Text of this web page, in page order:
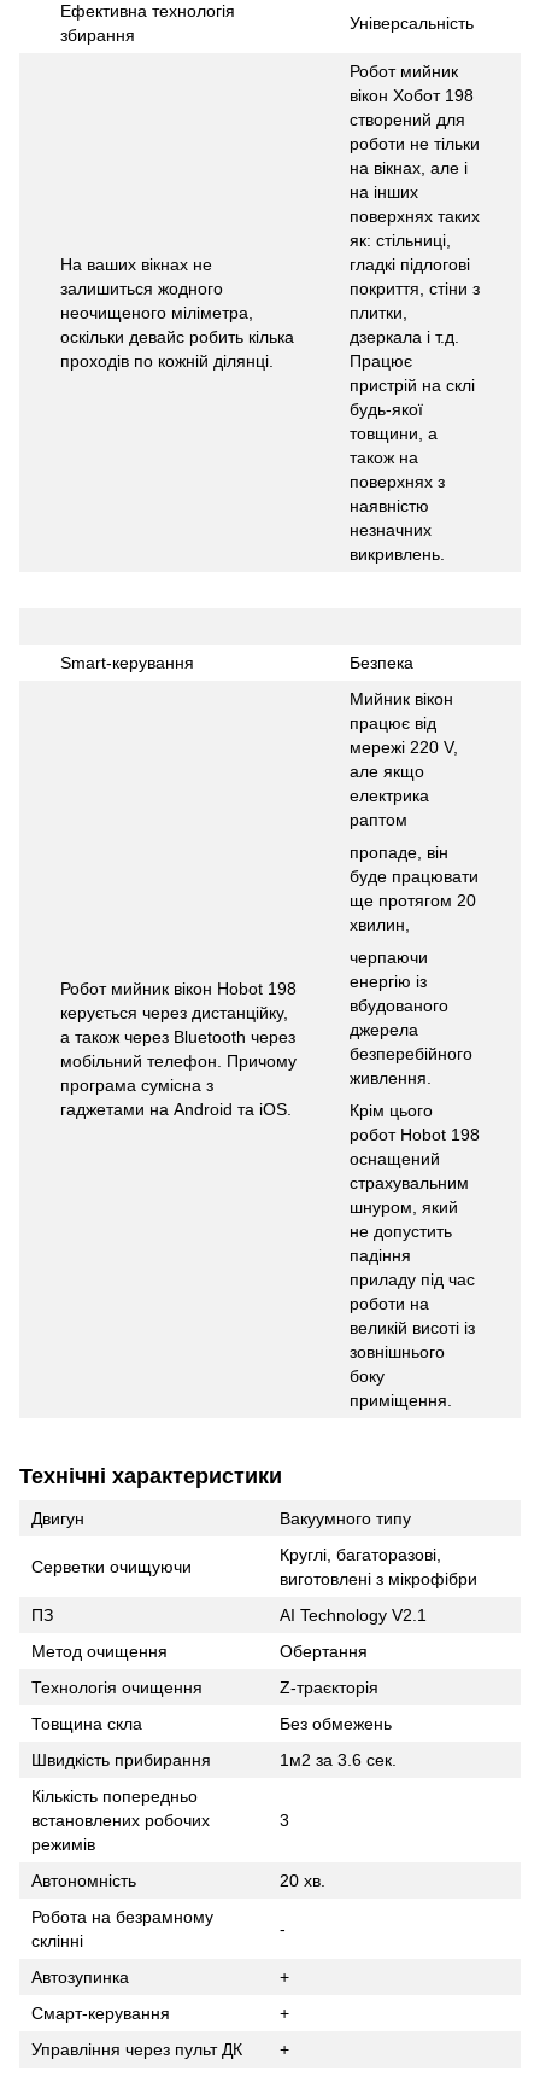
Ефективна технологія
збирання
Універсальність
На ваших вікнах не
залишиться жодного
неочищеного міліметра,
оскільки девайс робить кілька
проходів по кожній ділянці.
Робот мийник
вікон Хобот 198
створений для
роботи не тільки
на вікнах, але і
на інших
поверхнях таких
як: стільниці,
гладкі підлогові
покриття, стіни з
плитки,
дзеркала і т.д.
Працює
пристрій на склі
будь-якої
товщини, а
також на
поверхнях з
наявністю
незначних
викривлень.
Smart-керування Безпека
Робот мийник вікон Hobot 198
керується через дистанційку,
а також через Bluetooth через
мобільний телефон. Причому
програма сумісна з
гаджетами на Android та iOS.
Мийник вікон
працює від
мережі 220 V,
але якщо
електрика
раптом
пропаде, він
буде працювати
ще протягом 20
хвилин,
черпаючи
енергію із
вбудованого
джерела
безперебійного
живлення.
Крім цього
робот Hobot 198
оснащений
страхувальним
шнуром, який
не допустить
падіння
приладу під час
роботи на
великій висоті із
зовнішнього
боку
приміщення.
Технічні характеристики
Двигун Вакуумного типу
Серветки очищуючи
Круглі, багаторазові,
виготовлені з мікрофібри
ПЗ
AI Technology V2.1
Метод очищення
Обертання
Технологія очищення
Z-траєкторія
Товщина скла
Без обмежень
Швидкість прибирання
1м2 за 3.6 сек.
Кількість попередньо
встановлених робочих
режимів
3
Автономність
20 хв.
Робота на безрамному
склінні
-
Автозупинка
+
Смарт-керування
+
Управління через пульт ДК
+